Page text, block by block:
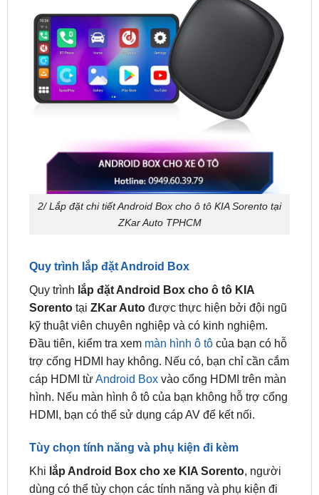
2/ Lắp đặt chi tiết Android Box cho ô tô KIA Sorento tại
ZKar Auto TPHCM
Quy trình lắp đặt Android Box
SorentotạiZKar Autođược thực hiện bởi đội ngũ
kỹ thuật viên chuyên nghiệp và có kinh nghiệm.
Đầu tiên, kiểm tra xemmàn hình ô tôcủa bạn có hỗ
trợ cổng HDMI hay không. Nếu có, bạn chỉ cần cắm
cáp HDMI từAndroid Boxvào cổng HDMI trên màn
hình. Nếu màn hình ô tô của bạn không hỗ trợ cổng
HDMI, bạn có thể sử dụng cáp AV để kết nối.
Tùy chọn tính năng và phụ kiện đi kèm
dùng có thể tùy chọn các tính năng và phụ kiện đi
kèm nhưcamera lùi, cảm biến lùi, kết nốiâm thanh
nâng cao, và nhiều tính năng khác để tối ưu hóa